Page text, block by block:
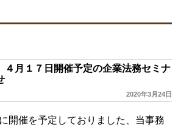
４月１７日開催予定の企業法務セミナ
2020年3月24日
開催を予定しておりました、当事務